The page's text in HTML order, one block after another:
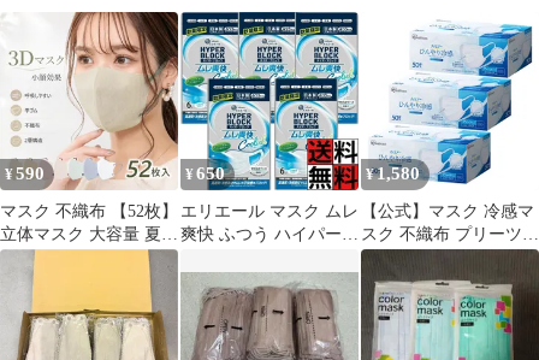
¥590
マスク 不織布 【52枚】
立体マスク 大容量 夏用
快適 平ゴム 耳が痛くな
い 息がしやすい 不織布
マスク 小顔 3d 大きめ
カラーマスク バイカラ
ー 使い捨て おしゃれ
¥ 650
エリエール マスク ムレ
爽快 ふつう ハイパーブ
織布 花粉 風邪 耳掛け
ウイルス ハウスダスト
通気 不快感 冷感 長時
間 耳 フィット 口元 コ
¥1,580
【公式】マスク 冷感マ
スク 不織布 プリーツ
150枚 冷感 アイリスオ
ーヤマ アイリスヘルス
ケア 不織布マスク 夏用
マスク 接触冷感 ナノエ
アー KMW-PN50 *